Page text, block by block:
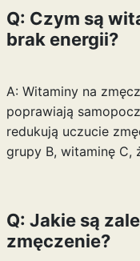
Q: Czym są
brak energii?
A: Witaminy na
poprawiają
redukują uczucie
grupy B, witaminę C,
Q: Jakie są
zmęczenie?